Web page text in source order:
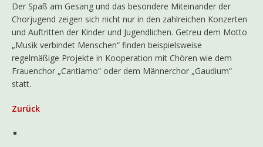
Der Spaß am Gesang und das besondere Miteinander der
Chorjugend zeigen sich nicht nur in den zahlreichen Konzerten
und Auftritten der Kinder und Jugendlichen. Getreu dem Motto
„Musik verbindet Menschen“ finden beispielsweise
regelmäßige Projekte in Kooperation mit Chören wie dem
Frauenchor „Cantiamo“ oder dem Männerchor „Gaudium“
statt.
Zurück